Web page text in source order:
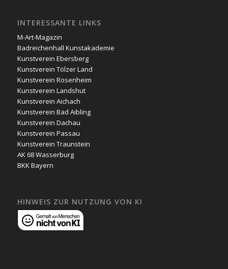
INTERESSANTE LINKS
M-Art-Magazin
Badreichenhall Kunstakademie
Kunstverein Ebersberg
Kunstverein Tölzer Land
Kunstverein Rosenheim
Kunstverein Landshut
Kunstverein Aichach
Kunstverein Bad Aibling
Kunstverein Dachau
Kunstverein Passau
Kunstverein Traunstein
AK 68 Wasserburg
BKK Bayern
HINWEIS ZUR NUTZUNG VON KI